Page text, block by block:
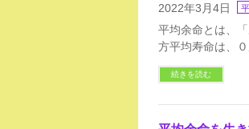
2022年3月4日
平均余命とは、
方平均寿命は、
続きを読む